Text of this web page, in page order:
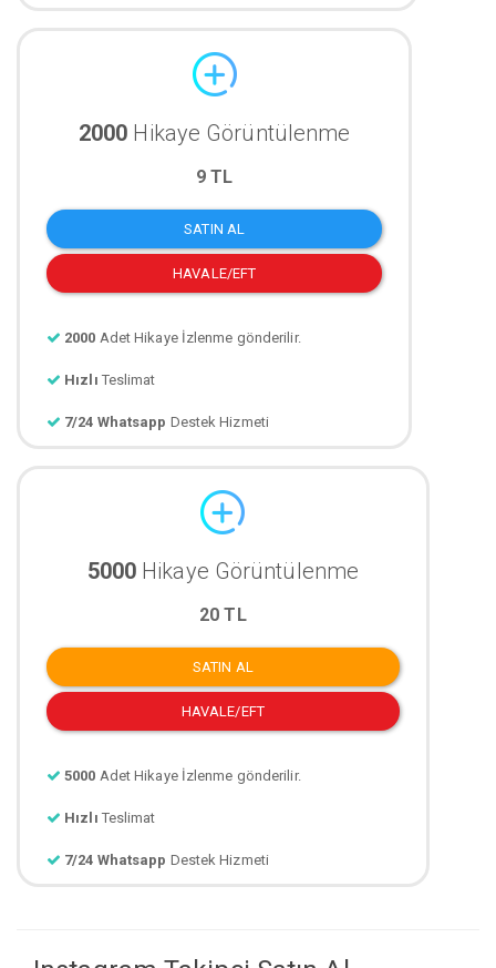
2000 Hikaye Görüntülenme
9 TL
SATIN AL
HAVALE/EFT
2000 Adet Hikaye İzlenme gönderilir.
Hızlı Teslimat
7/24 Whatsapp Destek Hizmeti
5000 Hikaye Görüntülenme
20 TL
SATIN AL
HAVALE/EFT
5000 Adet Hikaye İzlenme gönderilir.
Hızlı Teslimat
7/24 Whatsapp Destek Hizmeti